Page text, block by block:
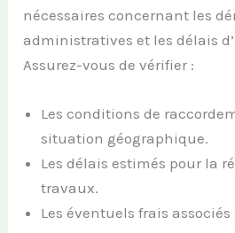
nécessaires concernant les
administratives et les délais
Assurez-vous de vérifier :
Les conditions de
situation géographique.
Les délais estimés pour la
travaux.
Les éventuels frais